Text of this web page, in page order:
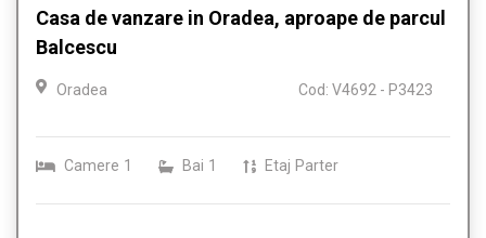
Casa de vanzare in Oradea, aproape de parcul
Balcescu
Oradea Cod: V4692 - P3423
Camere 1 Bai 1 Etaj Parter